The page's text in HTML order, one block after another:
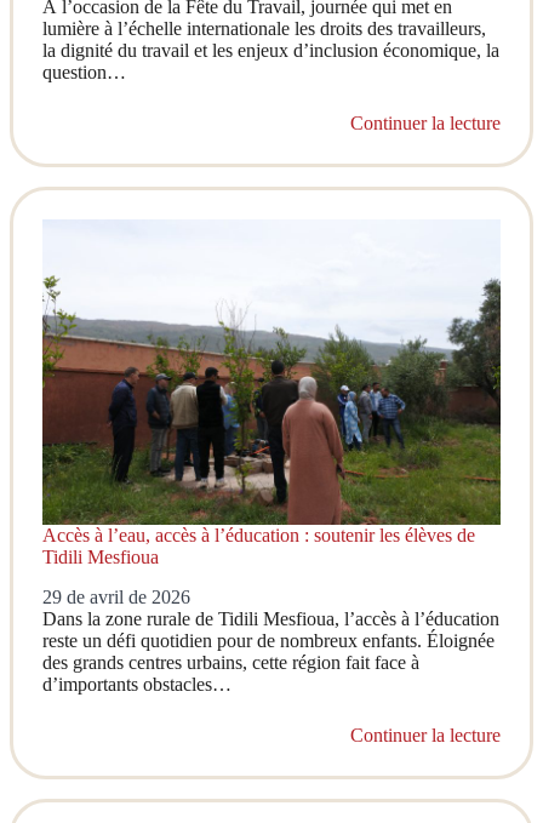
À l’occasion de la Fête du Travail, journée qui met en
lumière à l’échelle internationale les droits des travailleurs,
la dignité du travail et les enjeux d’inclusion économique, la
question…
Continuer la lecture
Accès à l’eau, accès à l’éducation : soutenir les élèves de
Tidili Mesfioua
29 de avril de 2026
Dans la zone rurale de Tidili Mesfioua, l’accès à l’éducation
reste un défi quotidien pour de nombreux enfants. Éloignée
des grands centres urbains, cette région fait face à
d’importants obstacles…
Continuer la lecture